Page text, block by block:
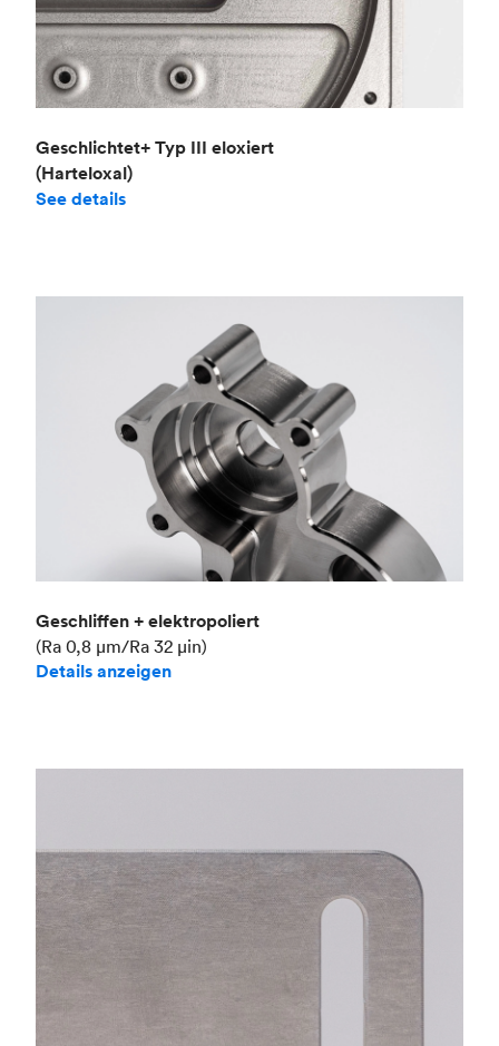
Geschlichtet+ Typ III eloxiert
(Harteloxal)
See details
Geschliffen + elektropoliert
(Ra 0,8 μm/Ra 32 μin)
Details anzeigen